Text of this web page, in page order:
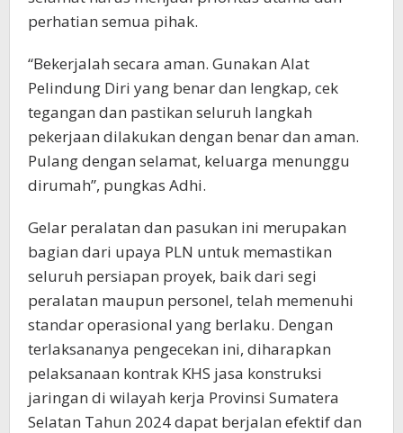
perhatian semua pihak.
“Bekerjalah secara aman. Gunakan Alat
Pelindung Diri yang benar dan lengkap, cek
tegangan dan pastikan seluruh langkah
pekerjaan dilakukan dengan benar dan aman.
Pulang dengan selamat, keluarga menunggu
dirumah”, pungkas Adhi.
Gelar peralatan dan pasukan ini merupakan
bagian dari upaya PLN untuk memastikan
seluruh persiapan proyek, baik dari segi
peralatan maupun personel, telah memenuhi
standar operasional yang berlaku. Dengan
terlaksananya pengecekan ini, diharapkan
pelaksanaan kontrak KHS jasa konstruksi
jaringan di wilayah kerja Provinsi Sumatera
Selatan Tahun 2024 dapat berjalan efektif dan